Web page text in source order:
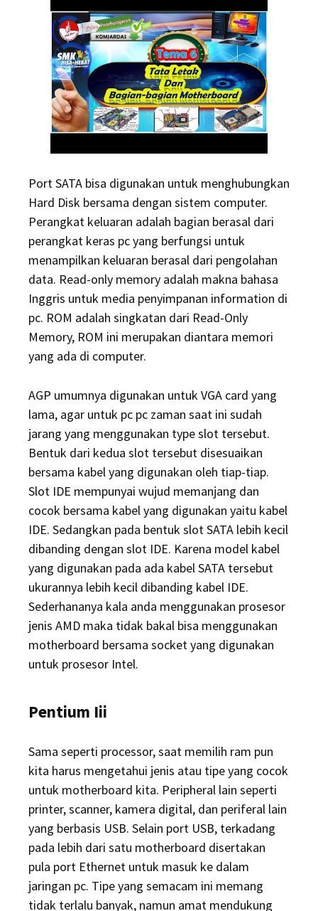
Port SATA bisa digunakan untuk menghubungkan
Hard Disk bersama dengan sistem computer.
Perangkat keluaran adalah bagian berasal dari
perangkat keras pc yang berfungsi untuk
menampilkan keluaran berasal dari pengolahan
data. Read-only memory adalah makna bahasa
Inggris untuk media penyimpanan information di
pc. ROM adalah singkatan dari Read-Only
Memory, ROM ini merupakan diantara memori
yang ada di computer.
AGP umumnya digunakan untuk VGA card yang
lama, agar untuk pc pc zaman saat ini sudah
jarang yang menggunakan type slot tersebut.
Bentuk dari kedua slot tersebut disesuaikan
bersama kabel yang digunakan oleh tiap-tiap.
Slot IDE mempunyai wujud memanjang dan
cocok bersama kabel yang digunakan yaitu kabel
IDE. Sedangkan pada bentuk slot SATA lebih kecil
dibanding dengan slot IDE. Karena model kabel
yang digunakan pada ada kabel SATA tersebut
ukurannya lebih kecil dibanding kabel IDE.
Sederhananya kala anda menggunakan prosesor
jenis AMD maka tidak bakal bisa menggunakan
motherboard bersama socket yang digunakan
untuk prosesor Intel.
Pentium Iii
Sama seperti processor, saat memilih ram pun
kita harus mengetahui jenis atau tipe yang cocok
untuk motherboard kita. Peripheral lain seperti
printer, scanner, kamera digital, dan periferal lain
yang berbasis USB. Selain port USB, terkadang
pada lebih dari satu motherboard disertakan
pula port Ethernet untuk masuk ke dalam
jaringan pc. Tipe yang semacam ini memang
tidak terlalu banyak, namun amat mendukung